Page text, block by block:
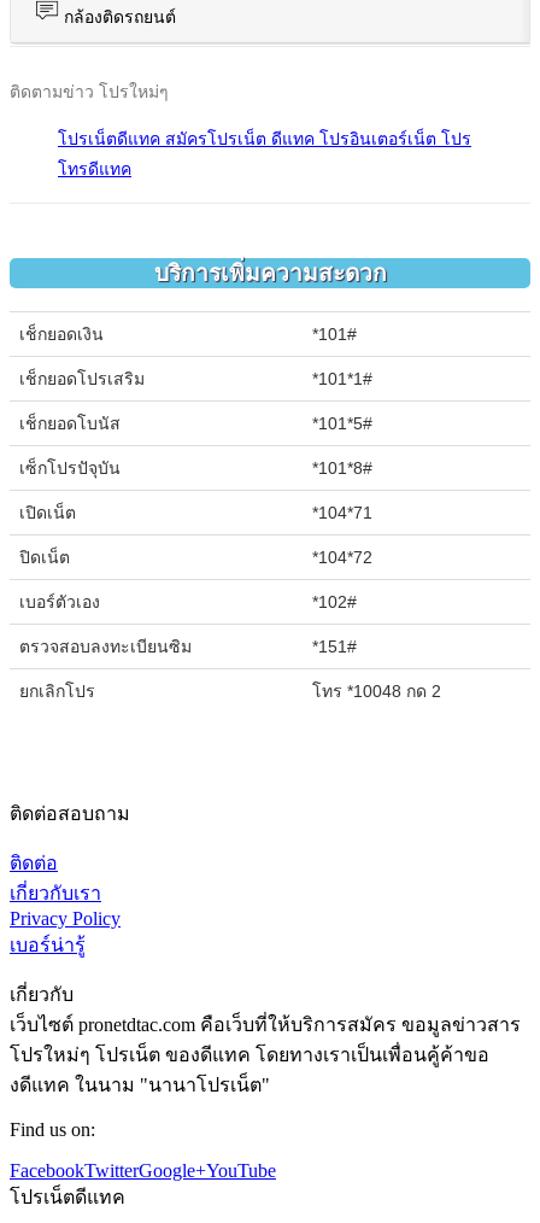
กล้องติดรถยนต์
ติดตามข่าว โปรใหม่ๆ
โปรเน็ตดีแทค สมัครโปรเน็ต ดีแทค โปรอินเตอร์เน็ต โปร
โทรดีแทค
บริการเพิ่มความสะดวก
เช็กยอดเงิน *101#
เช็กยอดโปรเสริม *101*1#
เช็กยอดโบนัส *101*5#
เซ็กโปรปัจุบัน *101*8#
เปิดเน็ต *104*71
ปิดเน็ต *104*72
เบอร์ตัวเอง *102#
ตรวจสอบลงทะเบียนซิม *151#
ยกเลิกโปร โทร *10048 กด 2
ติดต่อสอบถาม
ติดต่อ
เกี่ยวกับเรา
Privacy Policy
เบอร์น่ารู้
เกี่ยวกับ
เว็บไซต์ pronetdtac.com คือเว็บที่ให้บริการสมัคร ขอมูลข่าวสาร
โปรใหม่ๆ โปรเน็ต ของดีแทค โดยทางเราเป็นเพื่อนคู้ค้าขอ
งดีแทค ในนาม "นานาโปรเน็ต"
Find us on:
FacebookTwitterGoogle+YouTube
โปรเน็ตดีแทค